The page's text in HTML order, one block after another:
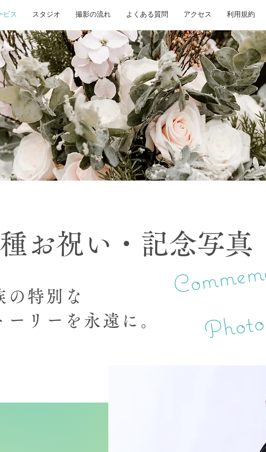
ビス スタジオ 撮影の流れ よくある質問 アクセス 利用規約
o
お祝い・記念写真
の特別な
ーリーを永遠に。